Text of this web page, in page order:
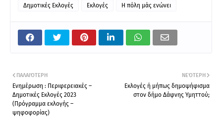
Δημοτικές Εκλογές Εκλογές Η πόλη μάς ενώνει
ΝΕΌΤΕΡΗ
Εκλογές ή μήπως δημοψήφισμα
στον δήμο Δάφνης Υμηττού;
ΠΑΛΑΙΌΤΕΡΗ
Ενημέρωση : Περιφερειακές –
Δημοτικές Εκλογές 2023
(Πρόγραμμα εκλογής –
ψηφοφορίας)